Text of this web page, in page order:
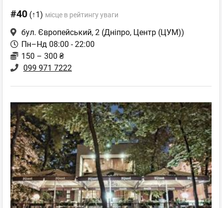
#40 (↑1) місце в рейтингу уваги
бул. Європейський, 2 (Дніпро, Центр (ЦУМ))
Пн–Нд 08:00 - 22:00
150 – 300 ₴
099 971 7222